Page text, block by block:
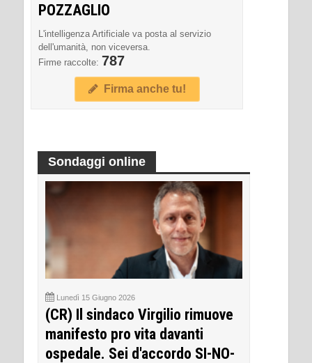
POZZAGLIO
L'intelligenza Artificiale va posta al servizio
dell'umanità, non viceversa.
Firme raccolte: 787
Firma anche tu!
Sondaggi online
Lunedì 15 Giugno 2026
(CR) Il sindaco Virgilio rimuove
manifesto pro vita davanti
ospedale. Sei d'accordo SI-NO-